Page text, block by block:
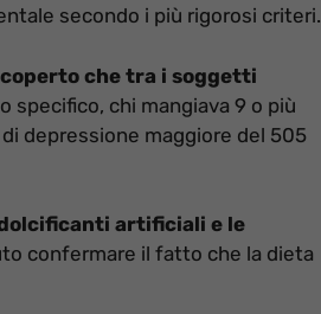
secondo i più rigorosi criteri.
che tra i soggetti
specifico, chi mangiava 9 o più
depressione maggiore del 505
artificiali e le
confermare il fatto che la dieta